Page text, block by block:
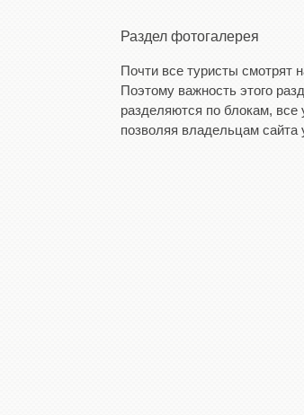
Раздел фотогалерея
Почти все туристы смотрят
Поэтому важность этого
разделяются по блокам, все
позволяя владельцам сайта